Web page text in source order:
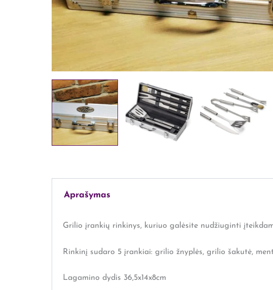
Aprašymas
Grilio įrankių rinkinys, kuriuo galėsite nudžiuginti
Rinkinį sudaro 5 įrankiai: grilio žnyplės, grilio šakutė,
Lagamino dydis 36,5x14x8cm